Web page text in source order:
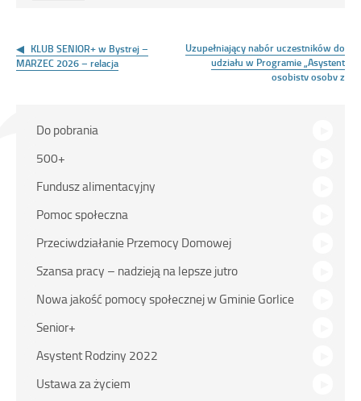
wpisu
KLUB SENIOR+ w Bystrej –
MARZEC 2026 – relacja
Uzupełniający nabór uczestników do
udziału w Programie „Asystent
osobisty osoby z
skróty
Do pobrania
500+
Fundusz alimentacyjny
Pomoc społeczna
Przeciwdziałanie Przemocy Domowej
Szansa pracy – nadzieją na lepsze jutro
Nowa jakość pomocy społecznej w Gminie Gorlice
Senior+
Asystent Rodziny 2022
Ustawa za życiem